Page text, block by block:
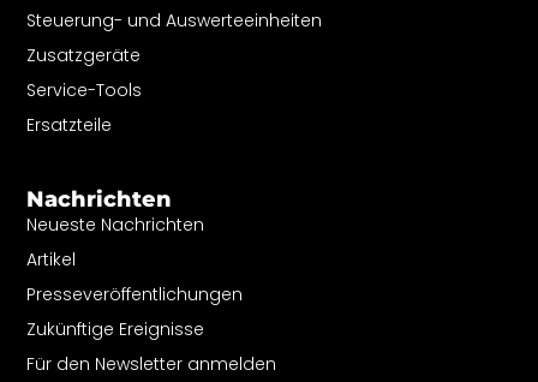
Steuerung- und Auswerteeinheiten
Zusatzgeräte
Service-Tools
Ersatzteile
Nachrichten
Neueste Nachrichten
Artikel
Presseveröffentlichungen
Zukünftige Ereignisse
Für den Newsletter anmelden